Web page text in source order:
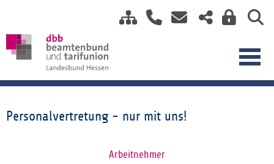
Personalvertretung - nur mit uns!
Arbeitnehmer